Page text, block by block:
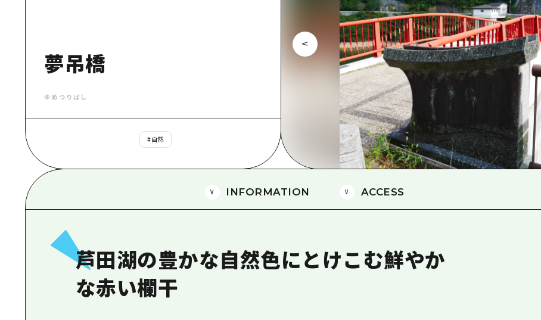
ナイトライフ
世界遺産
癒し
自然
あたらしい非日常
備北
芸北
宮島周辺
山口県東部
1泊2日
2泊3日
備北
芸北
宮島
山口
愛媛
島根県
施設の混雑状況のお知らせ
お得な周遊チケット
手荷物預かり・配送サービス
広島県を訪れる外国人旅行
ボランティアガイド
ユニバーサルツーリズム
島根県
夢吊橋
ゆめつりばし
#自然
INFORMATION ACCESS
芦田湖の豊かな自然色にとけこむ鮮やか
な赤い欄干